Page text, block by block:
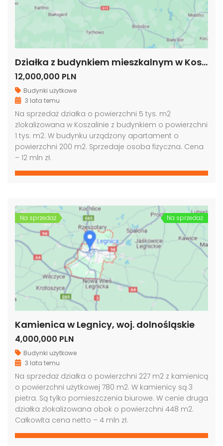
Działka z budynkiem mieszkalnym w Koszalinie, woj. zachodniopomorskie
12,000,000 PLN
Budynki użytkowe
3 lata temu
Na sprzedaż działka o powierzchni 5 tys. m2
zlokalizowana w Koszalinie z budynkiem o powierzchni
1 tys. m2. W budynku urządzony apartament o
powierzchni 200 m2. Sprzedaje osoba fizyczna. Cena
– 12 mln zł.
Na sprzedaż Na sprzedaż
Kamienica w Legnicy, woj. dolnośląskie
4,000,000 PLN
Budynki użytkowe
3 lata temu
Na sprzedaż działka o powierzchni 227 m2 z kamienicą
o powierzchni użytkowej 780 m2. W kamienicy są 3
pietra. Są tylko pomieszczenia biurowe. W cenie druga
działka zlokalizowana obok o powierzchni 448 m2.
Całkowita cena netto – 4 mln zł.